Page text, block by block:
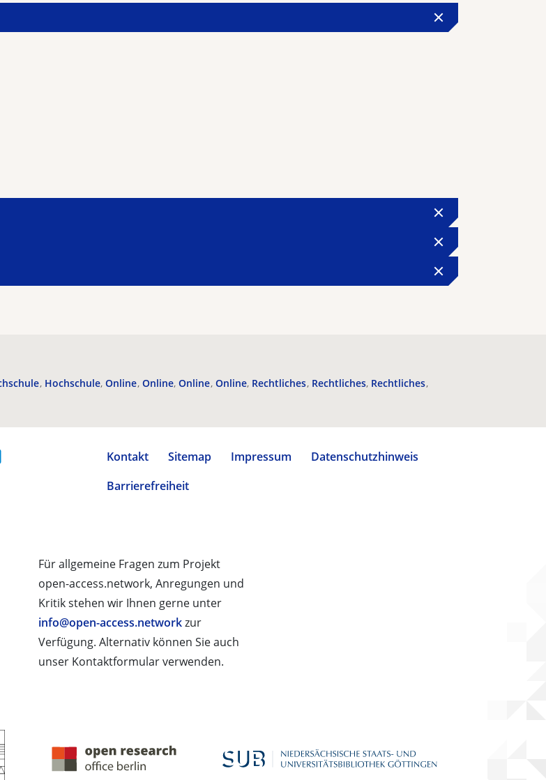
Hochschule Online Online Online Online Rechtliches Rechtliches Rechtliches
Kontakt Sitemap Impressum
Datenschutzhinweis
Barrierefreiheit
Für allgemeine Fragen zum Projekt
open-access.network, Anregungen und
Kritik stehen wir Ihnen gerne unter
info@open-access.networkzur
Verfügung. Alternativ können Sie auch
unser Kontaktformular verwenden.